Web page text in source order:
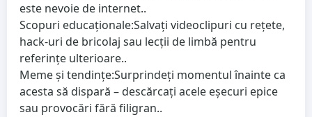
este nevoie de internet..
Scopuri educaționale:Salvați videoclipuri cu rețete,
hack-uri de bricolaj sau lecții de limbă pentru
referințe ulterioare..
Meme și tendințe:Surprindeți momentul înainte ca
acesta să dispară – descărcați acele eșecuri epice
sau provocări fără filigran..